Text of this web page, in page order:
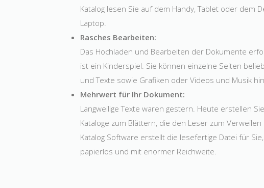
Katalog lesen Sie auf dem Handy, Tablet oder dem
Laptop.
Rasches Bearbeiten:
Das Hochladen und Bearbeiten der Dokumente
ist ein Kinderspiel. Sie können einzelne Seiten
und Texte sowie Grafiken oder Videos und Musik
Mehrwert für Ihr Dokument:
Langweilige Texte waren gestern. Heute erstellen
Kataloge zum Blättern, die den Leser zum
Katalog Software erstellt die lesefertige Datei für
papierlos und mit enormer Reichweite.